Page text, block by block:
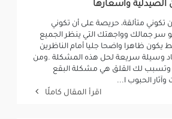
الصيدلية واسعارها
تكوني متألقة، حريصة على أن تكوني
جمالك وواجهتك التي ينظر الجميع
يكون ظاهرا واضحا جليا أمام الناظرين
وسيلة سريعة لحل هذه المشكلة .ومن
وتسبب لك القلق هي مشكلة البقع
وآثار الحبوب ا...
اقرأ المقال كاملًا